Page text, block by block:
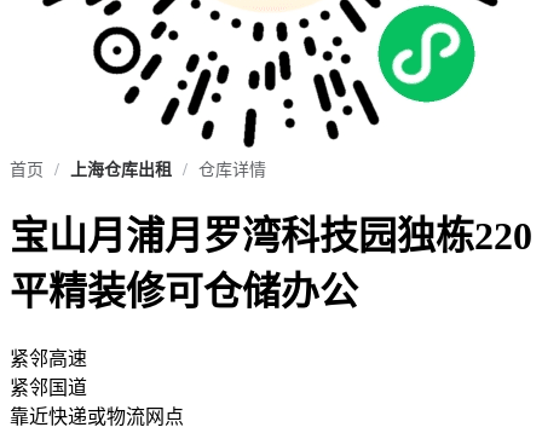
首页 / 上海仓库出租 / 仓库详情
宝山月浦月罗湾科技园独栋220
平精装修可仓储办公
紧邻高速
紧邻国道
靠近快递或物流网点